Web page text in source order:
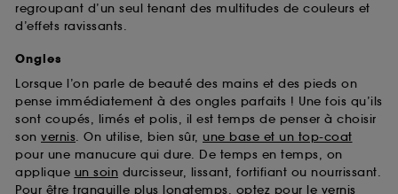
regroupant d’un seul tenant des multitudes de couleurs et
d’effets ravissants.
Ongles
Lorsque l’on parle de beauté des mains et des pieds on
pense immédiatement à des ongles parfaits ! Une fois qu’ils
sont coupés, limés et polis, il est temps de penser à choisir
son vernis. On utilise, bien sûr, une base et un top-coat
pour une manucure qui dure. De temps en temps, on
applique un soin durcisseur, lissant, fortifiant ou nourrissant.
Pour être tranquille plus longtemps, optez pour le vernis